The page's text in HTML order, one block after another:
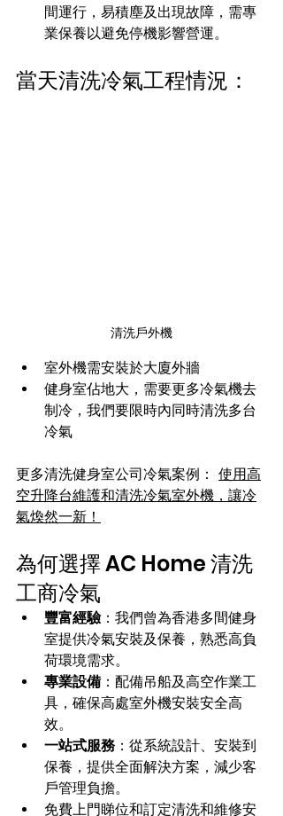
間運行，易積塵及出現故障，需專
業保養以避免停機影響營運。
當天清洗冷氣工程情況：
清洗戶外機
室外機需安裝於大廈外牆
健身室佔地大，需要更多冷氣機去
制冷，我們要限時內同時清洗多台
冷氣
更多清洗健身室公司冷氣案例： 使用高
空升降台維護和清洗冷氣室外機，讓冷
氣煥然一新！
為何選擇 AC Home 清洗
工商冷氣
豐富經驗：我們曾為香港多間健身
室提供冷氣安裝及保養，熟悉高負
荷環境需求。
專業設備 ：配備吊船及高空作業工
具，確保高處室外機安裝安全高
效。
一站式服務 ：從系統設計、安裝到
保養，提供全面解決方案，減少客
戶管理負擔。
免費上門睇位和訂定清洗和維修安